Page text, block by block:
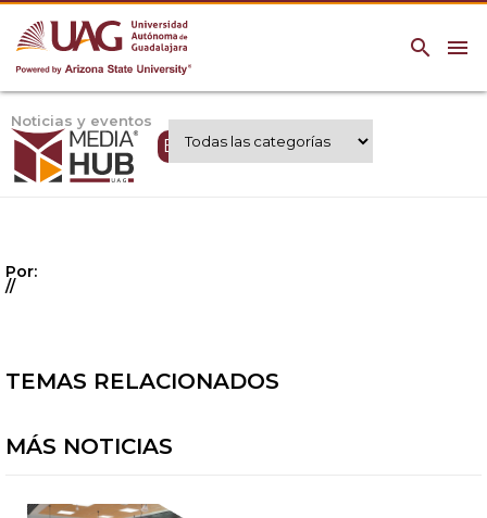
menu
search
Noticias y eventos
Expertos UAG
Por:
//
TEMAS RELACIONADOS
MÁS NOTICIAS